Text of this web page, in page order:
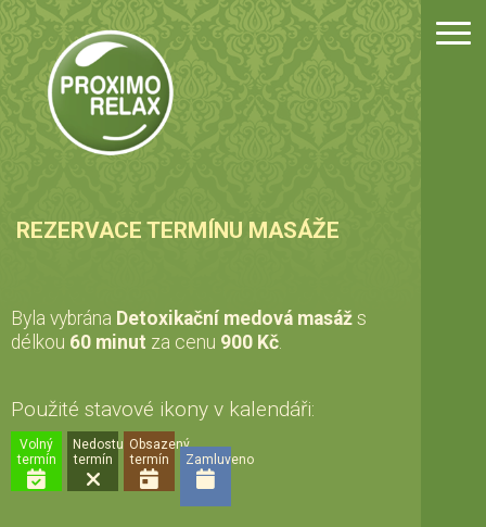
REZERVACE TERMÍNU MASÁŽE
Byla vybrána Detoxikační medová masáž s
délkou 60 minut za cenu 900 Kč
Použité stavové ikony v kalendáři:
Volný
termín
Nedostupný
termín
Obsazený
termín
Zamluveno